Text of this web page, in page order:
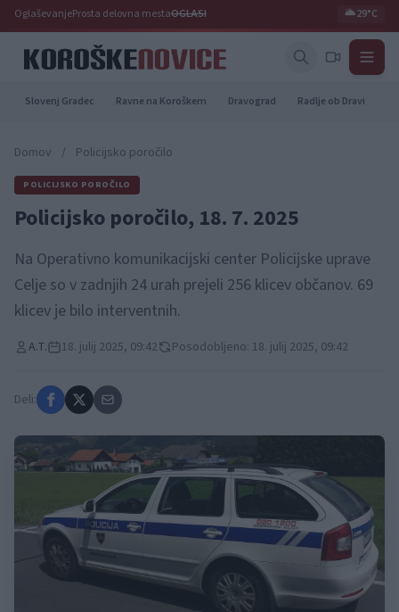
OglaševanjeProsta delovna mestaOGLASI 🌥️29°C
Slovenj Gradec Ravne na Koroškem Dravograd Radlje ob Dravi
Domov / Policijsko poročilo
POLICIJSKO POROČILO
Policijsko poročilo, 18. 7. 2025
Na Operativno komunikacijski center Policijske uprave
Celje so v zadnjih 24 urah prejeli 256 klicev občanov. 69
klicev je bilo interventnih.
A.T. 18. julij 2025, 09:42 Posodobljeno: 18. julij 2025, 09:42
Deli: